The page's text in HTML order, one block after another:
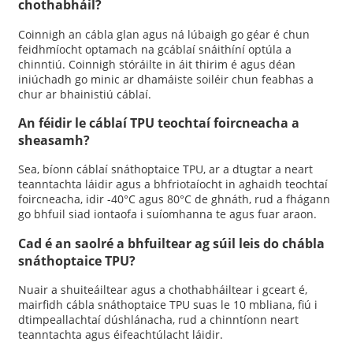
chothabháil?
Coinnigh an cábla glan agus ná lúbaigh go géar é chun
feidhmíocht optamach na gcáblaí snáithíní optúla a
chinntiú. Coinnigh stóráilte in áit thirim é agus déan
iniúchadh go minic ar dhamáiste soiléir chun feabhas a
chur ar bhainistiú cáblaí.
An féidir le cáblaí TPU teochtaí foircneacha a
sheasamh?
Sea, bíonn cáblaí snáthoptaice TPU, ar a dtugtar a neart
teanntachta láidir agus a bhfriotaíocht in aghaidh teochtaí
foircneacha, idir -40°C agus 80°C de ghnáth, rud a fhágann
go bhfuil siad iontaofa i suíomhanna te agus fuar araon.
Cad é an saolré a bhfuiltear ag súil leis do chábla
snáthoptaice TPU?
Nuair a shuiteáiltear agus a chothabháiltear i gceart é,
mairfidh cábla snáthoptaice TPU suas le 10 mbliana, fiú i
dtimpeallachtaí dúshlánacha, rud a chinntíonn neart
teanntachta agus éifeachtúlacht láidir.